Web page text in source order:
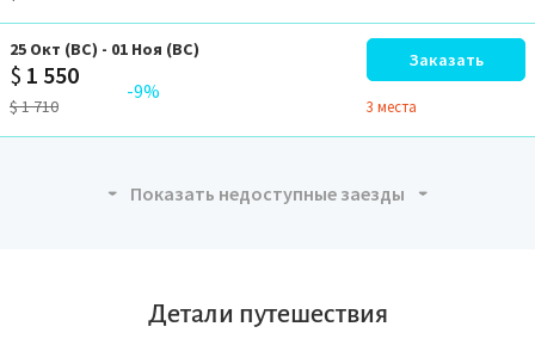
25 Окт (ВС) - 01 Ноя (ВС)
$1 710
$ 1 550
-9%
Заказать
3 местa
Показать недоступные заезды
Детали путешествия